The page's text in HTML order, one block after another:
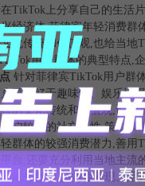
上分享自己的生活
济体,菲律宾年轻消费群
传统和价值观,也给当地
用户群体的典型特点,
针对菲律宾TikTok用户群
偏好于趣味性、娱乐性强
文化传统和价值观,设计富
较强的社交属性,策划鼓
体的较强消费潜力,善用
,还要充分利用当地主流的
号数据,如内容表现、用